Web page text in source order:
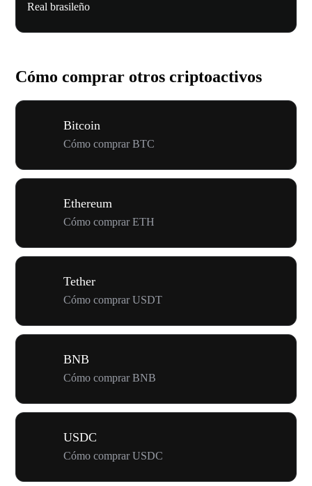
Real brasileño
Cómo comprar otros criptoactivos
Bitcoin
Cómo comprar BTC
Ethereum
Cómo comprar ETH
Tether
Cómo comprar USDT
BNB
Cómo comprar BNB
USDC
Cómo comprar USDC